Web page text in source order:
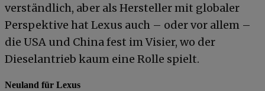
verständlich, aber als Hersteller mit globaler
Perspektive hat Lexus auch – oder vor allem –
die USA und China fest im Visier, wo der
Dieselantrieb kaum eine Rolle spielt.
Neuland für Lexus